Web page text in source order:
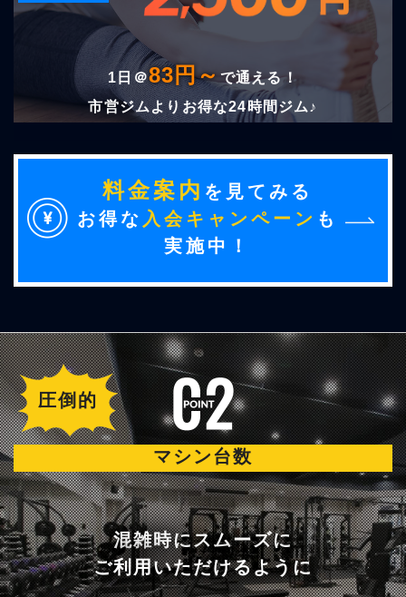
1日＠83円～ で通える！
市営ジムよりお得な24時間ジム♪
料金案内 を見てみる
お得な 入会キャンペーン も
実施中！
圧倒的
マシン台数
混雑時にスムーズに
ご利用いただけるように